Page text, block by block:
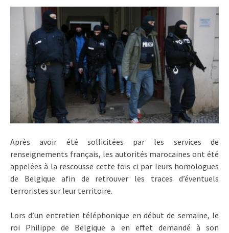
Après avoir été sollicitées par les services de
renseignements français, les autorités marocaines ont été
appelées à la rescousse cette fois ci par leurs homologues
de Belgique afin de retrouver les traces d’éventuels
terroristes sur leur territoire.
Lors d’un entretien téléphonique en début de semaine, le
roi Philippe de Belgique a en effet demandé à son